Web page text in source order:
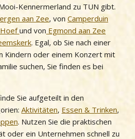
Kennermerland zu TUN gibt.
aan Zee, von Camperduin
und von Egmond aan Zee
. Egal, ob Sie nach einer
Kindern oder einem Konzert mit
suchen, Sie finden es bei
Sie aufgeteilt in den
Aktivitäten, Essen & Trinken,
. Nutzen Sie die praktischen
oder ein Unternehmen schnell zu